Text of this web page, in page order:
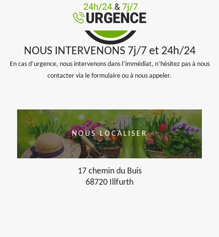
NOUS INTERVENONS 7j/7 et 24h/24
En cas d’urgence, nous intervenons dans l’immédiat, n’hésitez pas à nous
contacter via le formulaire ou à nous appeler.
NOUS LOCALISER
17 chemin du Buis
68720 Illfurth